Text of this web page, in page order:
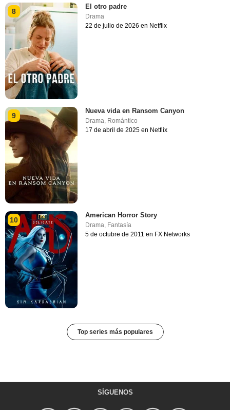
8
El otro padre
Drama
22 de julio de 2026 en Netflix
9
Nueva vida en Ransom Canyon
Drama, Romántico
17 de abril de 2025 en Netflix
10
American Horror Story
Drama, Fantasía
5 de octubre de 2011 en FX Networks
Top series más populares
SÍGUENOS